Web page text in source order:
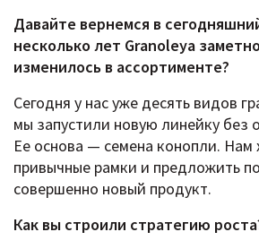
Давайте вернемся в
несколько лет Granoleya
изменилось в ассортименте?
Сегодня у нас уже десять видов
мы запустили новую линейку без
Ее основа — семена конопли. Нам
привычные рамки и предложить
совершенно новый продукт.
Как вы строили стратегию